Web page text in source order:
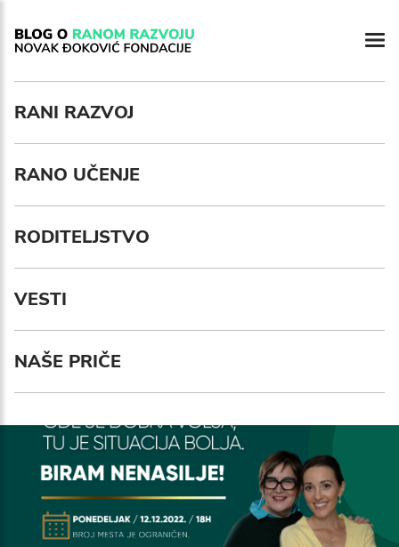
RANI RAZVOJ
RANO UČENJE
RODITELJSTVO
VESTI
NAŠE PRIČE